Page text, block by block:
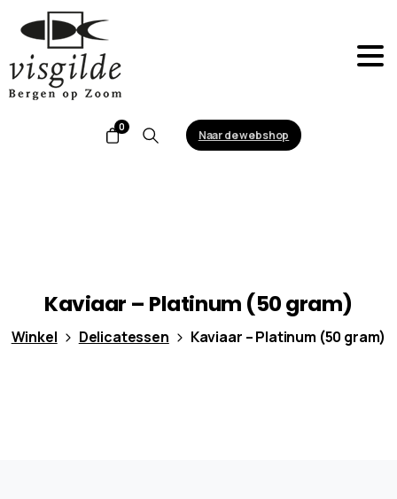
0
Search
Naar de webshop
Kaviaar – Platinum (50gram)
Winkel Delicatessen Kaviaar – Platinum (50 gram)